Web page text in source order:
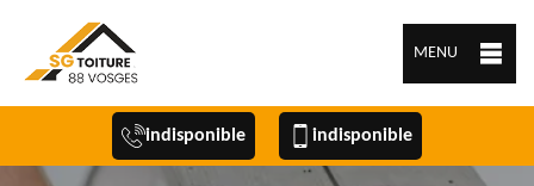
MENU
indisponible indisponible